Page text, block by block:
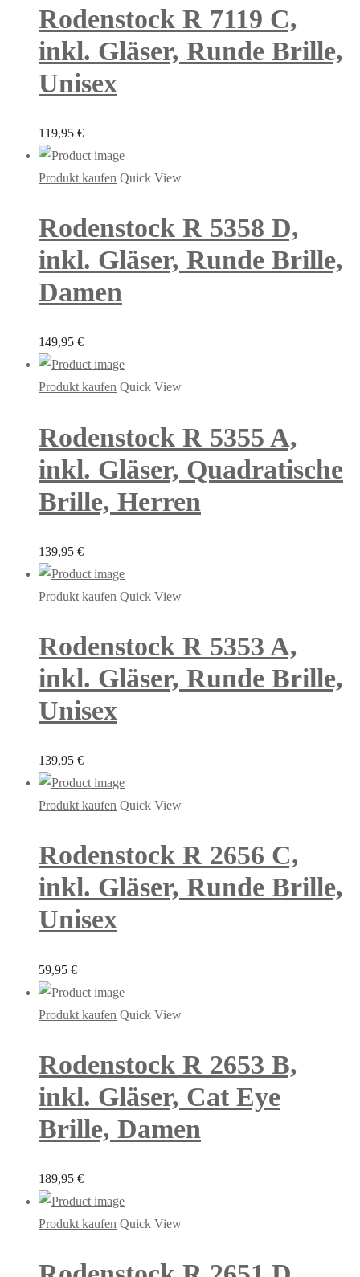
Rodenstock R 7119 C,
inkl. Gläser, Runde Brille,
Unisex
119,95 €
Produkt kaufen Quick View
Rodenstock R 5358 D,
inkl. Gläser, Runde Brille,
Damen
149,95 €
Produkt kaufen Quick View
Rodenstock R 5355 A,
inkl. Gläser, Quadratische
Brille, Herren
139,95 €
Produkt kaufen Quick View
Rodenstock R 5353 A,
inkl. Gläser, Runde Brille,
Unisex
139,95 €
Produkt kaufen Quick View
Rodenstock R 2656 C,
inkl. Gläser, Runde Brille,
Unisex
59,95 €
Produkt kaufen Quick View
Rodenstock R 2653 B,
inkl. Gläser, Cat Eye
Brille, Damen
189,95 €
Produkt kaufen Quick View